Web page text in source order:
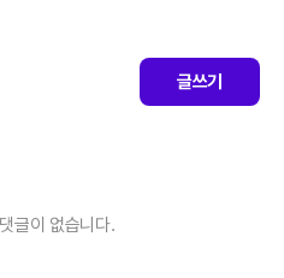
글쓰기
글이 없습니다.